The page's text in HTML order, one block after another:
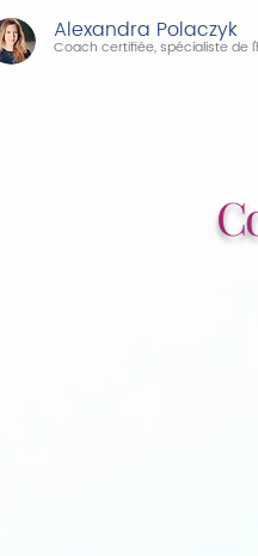
Alexandra Polaczyk
Coach certifiée, spécialiste de